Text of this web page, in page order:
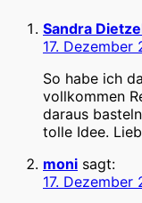
Sandra
17. Dezember
So habe ich
vollkommen
daraus
tolle Idee.
moni sagt:
17. Dezember